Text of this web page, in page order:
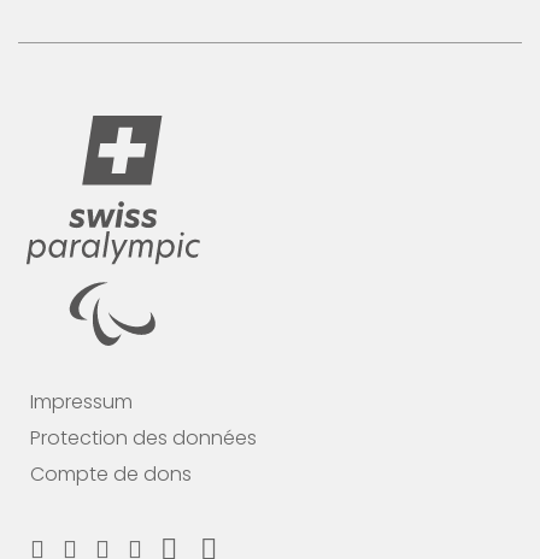
Impressum
Protection des données
Compte de dons